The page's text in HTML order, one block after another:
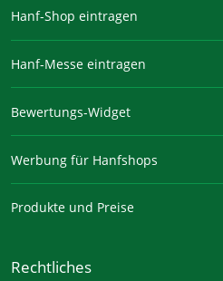
Hanf-Shop eintragen
Hanf-Messe eintragen
Bewertungs-Widget
Werbung für Hanfshops
Produkte und Preise
Rechtliches